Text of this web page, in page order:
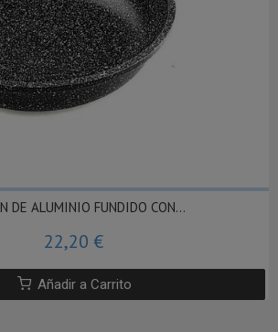
DE ALUMINIO FUNDIDO CON...
22,20 €
Añadir a Carrito